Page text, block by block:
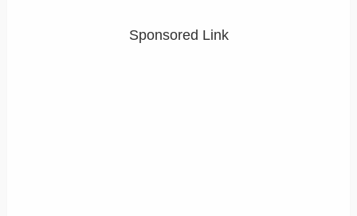
Sponsored Link